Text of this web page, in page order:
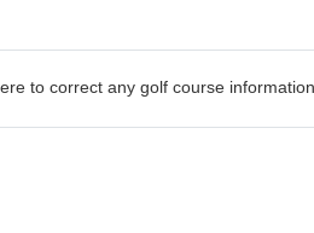
to correct any golf course